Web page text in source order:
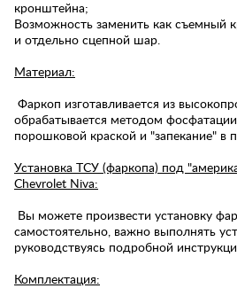
кронштейна;
Возможность заменить как съемный
и отдельно сцепной шар.
Материал:
Фаркоп изготавливается из
обрабатывается методом
порошковой краской и "запекание" в
Установка ТСУ (фаркопа) под
Chevrolet Niva:
Вы можете произвести установку
самостоятельно, важно выполнять
руководствуясь подробной
Комплектация: